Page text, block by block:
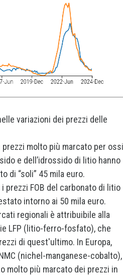
variazioni dei prezzi delle
molto più marcato per
e dell’idrossido di litio hanno
di “soli” 45 mila euro.
prezzi FOB del carbonato di litio
intorno ai 50 mila euro.
regionali è attribuibile alla
LFP (litio-ferro-fosfato), che
di quest'ultimo. In Europa,
(nichel-manganese-cobalto),
molto più marcato dei prezzi in